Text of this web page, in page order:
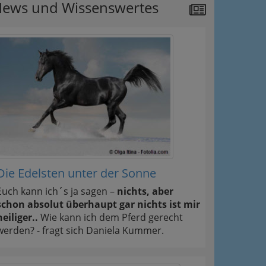
und Wissenswertes
Edelsten unter der Sonne
kann ich´s ja sagen – nichts, aber
absolut überhaupt gar nichts ist mir
Wie kann ich dem Pferd gerecht
- fragt sich Daniela Kummer.